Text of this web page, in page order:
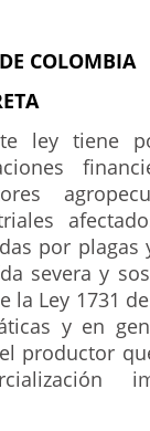
COLOMBIA
ley tiene
por plagas
severa y
la Ley 1731
y en
productor